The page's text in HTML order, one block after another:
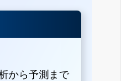
から予測まで